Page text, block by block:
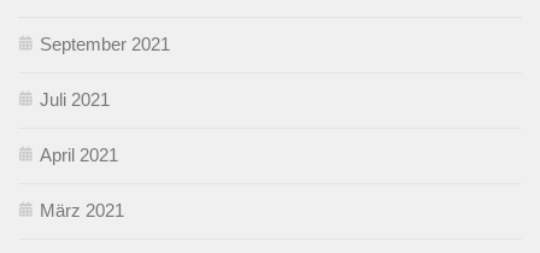
September 2021
Juli 2021
April 2021
März 2021